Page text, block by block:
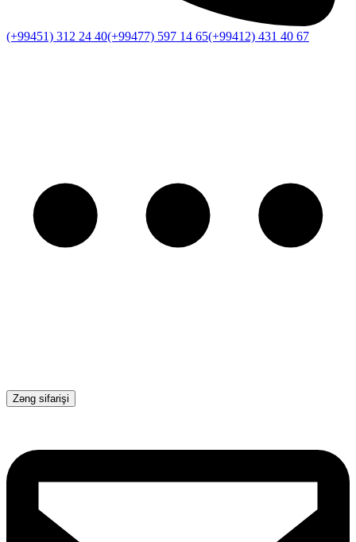
(+99451) 312 24 40(+99477) 597 14 65(+99412) 431 40 67
Zəng sifarişi